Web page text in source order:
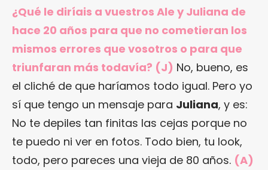
¿Qué le diríais a vuestros Ale y Juliana de
hace 20 años para que no cometieran los
mismos errores que vosotros o para que
triunfaran más todavía? (J) No, bueno, es
el cliché de que haríamos todo igual. Pero yo
sí que tengo un mensaje para Juliana, y es:
No te depiles tan finitas las cejas porque no
te puedo ni ver en fotos. Todo bien, tu look,
todo, pero pareces una vieja de 80 años. (A)